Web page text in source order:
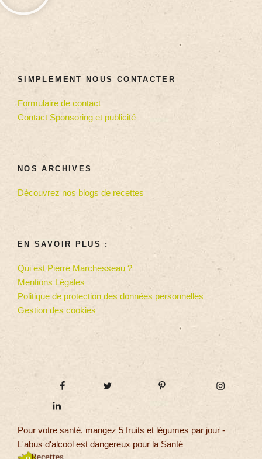
SIMPLEMENT NOUS CONTACTER
Formulaire de contact
Contact Sponsoring et publicité
NOS ARCHIVES
Découvrez nos blogs de recettes
EN SAVOIR PLUS :
Qui est Pierre Marchesseau ?
Mentions Légales
Politique de protection des données personnelles
Gestion des cookies
Pour votre santé, mangez 5 fruits et légumes par jour -
L'abus d'alcool est dangereux pour la Santé